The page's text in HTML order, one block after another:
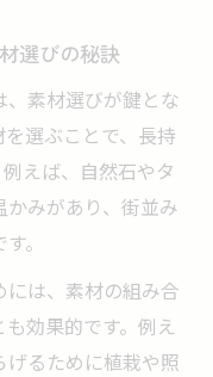
選びの秘訣
素材選びが鍵とな
選ぶことで、長持
えば、自然石やタ
みがあり、街並み
。
には、素材の組み合
効果的です。例え
るために植栽や照